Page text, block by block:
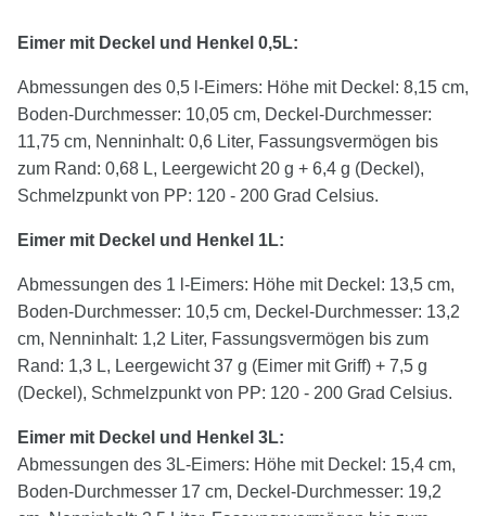
Eimer mit Deckel und Henkel 0,5L:
Abmessungen des 0,5 l-Eimers: Höhe mit Deckel: 8,15 cm,
Boden-Durchmesser: 10,05 cm, Deckel-Durchmesser:
11,75 cm, Nenninhalt: 0,6 Liter, Fassungsvermögen bis
zum Rand: 0,68 L, Leergewicht 20 g + 6,4 g (Deckel),
Schmelzpunkt von PP: 120 - 200 Grad Celsius.
Eimer mit Deckel und Henkel 1L:
Abmessungen des 1 l-Eimers: Höhe mit Deckel: 13,5 cm,
Boden-Durchmesser: 10,5 cm, Deckel-Durchmesser: 13,2
cm, Nenninhalt: 1,2 Liter, Fassungsvermögen bis zum
Rand: 1,3 L, Leergewicht 37 g (Eimer mit Griff) + 7,5 g
(Deckel), Schmelzpunkt von PP: 120 - 200 Grad Celsius.
Eimer mit Deckel und Henkel 3L:
Abmessungen des 3L-Eimers: Höhe mit Deckel: 15,4 cm,
Boden-Durchmesser 17 cm, Deckel-Durchmesser: 19,2